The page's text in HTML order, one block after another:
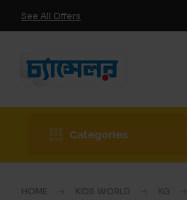
See All Offers
Categories
HOME KIDS WORLD KG